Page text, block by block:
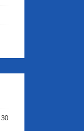
30